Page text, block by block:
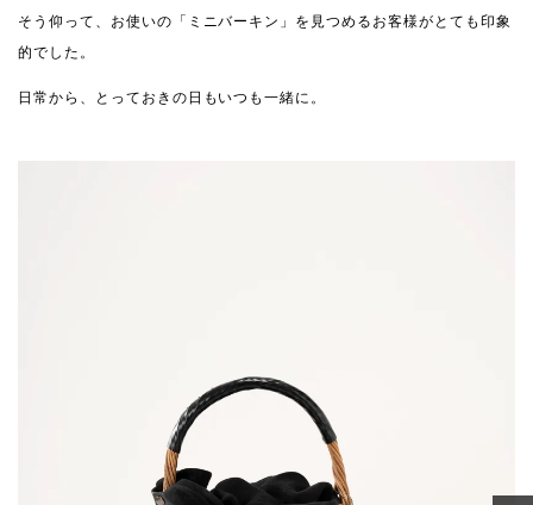
そう仰って、お使いの「ミニバーキン」を見つめるお客様がとても印象
的でした。
日常から、とっておきの日もいつも一緒に。